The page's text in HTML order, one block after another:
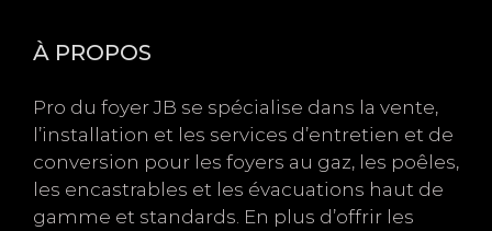
À PROPOS
Pro du foyer JB se spécialise dans la vente,
l’installation et les services d’entretien et de
conversion pour les foyers au gaz, les poêles,
les encastrables et les évacuations haut de
gamme et standards. En plus d’offrir les